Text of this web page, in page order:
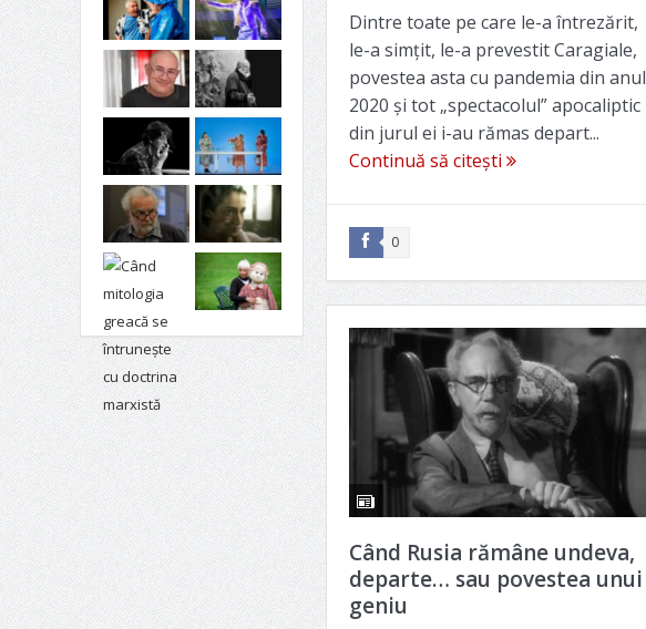
Dintre toate pe care le-a întrezărit,
le-a simțit, le-a prevestit Caragiale,
povestea asta cu pandemia din anul
2020 și tot „spectacolul” apocaliptic
din jurul ei i-au rămas depart...
Continuă să citești
0
Când Rusia rămâne undeva,
departe… sau povestea unui
geniu